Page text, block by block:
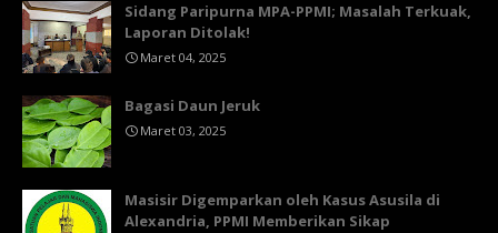
Sidang Paripurna MPA-PPMI; Masalah Terkuak,
Laporan Ditolak!
Maret 04, 2025
Bagasi Daun Jeruk
Maret 03, 2025
Masisir Digemparkan oleh Kasus Asusila di
Alexandria, PPMI Memberikan Sikap